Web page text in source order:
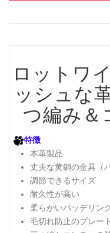
ロットワ
ッシュな
つ編み＆
特徴
本革製品
丈夫な黄銅の金具（
調節できるサイズ
耐久性が高い
柔らかいパッデリン
毛切れ防止のプレート